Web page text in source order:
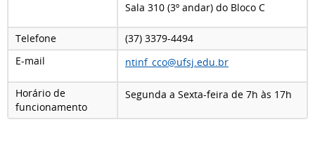
Sala 310 (3º andar) do Bloco C
Telefone
(37) 3379-4494
E-mail
ntinf_cco@ufsj.edu.br
Horário de
funcionamento
Segunda a Sexta-feira de 7h às 17h